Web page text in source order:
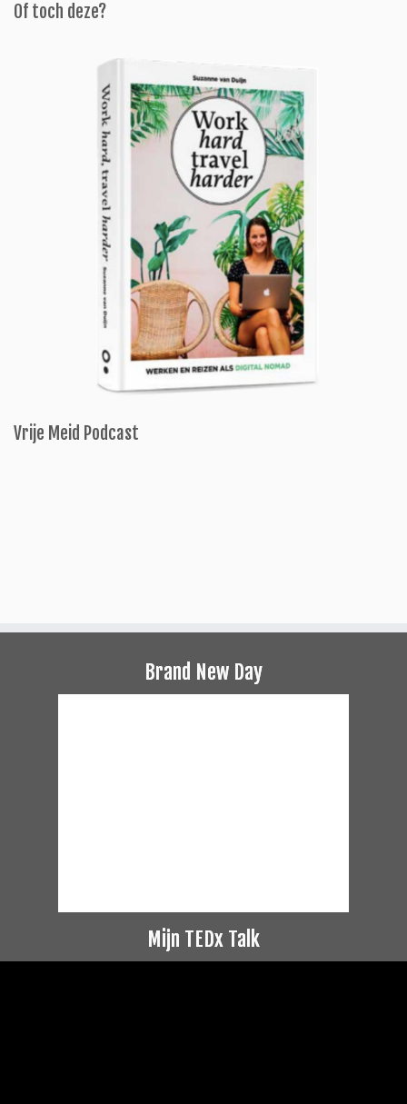
Of toch deze?
Vrije Meid Podcast
Brand New Day
Mijn TEDx Talk